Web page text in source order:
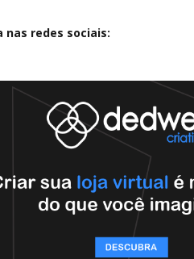
redes sociais: